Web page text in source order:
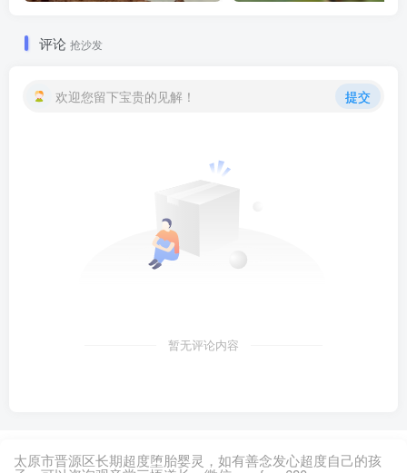
评论 抢沙发
欢迎您留下宝贵的见解！ 提交
暂无评论内容
太原市晋源区长期超度堕胎婴灵，如有善念发心超度自己的孩